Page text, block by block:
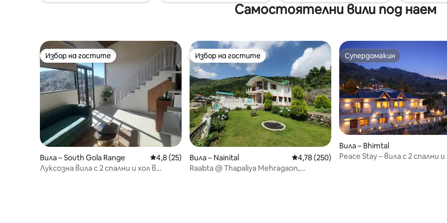
семейства, групи приятели и работа
Самостоятелни вили под наем
Избор на гостите
Избор на гостите
Вила – South Gola Range Средна оценка: 4,8 от 5, 25 отзива
4,8 (25)
Луксозна вила с 2 спални и хол в
Избор на гостите
Избор на гостите
Вила – Nainital Средна оценка: 4,78 от 5, 250 отзива
4,78 (250)
Raabta @ Thapaliya Mehragaon,
Супердомакин
Супердомакин
Вила – Bhimtal
Peace Stay – вила с 2 спални и